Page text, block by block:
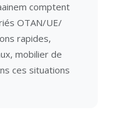
comptent
OTAN/UE/
rapides,
mobilier de
ces situations